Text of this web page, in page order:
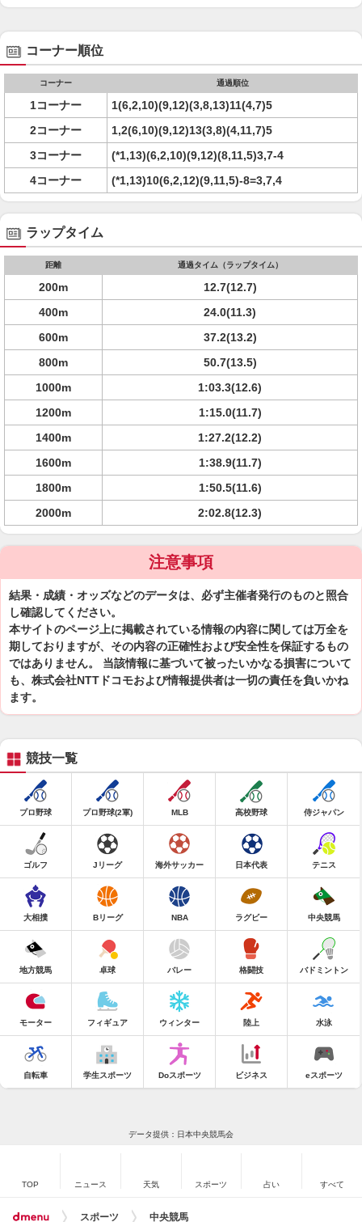
コーナー順位
コーナー 通過順位
1コーナー
1(6,2,10)(9,12)(3,8,13)11(4,7)5
2コーナー
1,2(6,10)(9,12)13(3,8)(4,11,7)5
3コーナー
(*1,13)(6,2,10)(9,12)(8,11,5)3,7-4
4コーナー
(*1,13)10(6,2,12)(9,11,5)-8=3,7,4
ラップタイム
距離 通過タイム（ラップタイム）
200m
12.7(12.7)
400m
24.0(11.3)
600m
37.2(13.2)
800m
50.7(13.5)
1000m
1:03.3(12.6)
1200m
1:15.0(11.7)
1400m
1:27.2(12.2)
1600m
1:38.9(11.7)
1800m
1:50.5(11.6)
2000m
2:02.8(12.3)
注意事項
結果・成績・オッズなどのデータは、必ず主催者発行のものと照合
し確認してください。
本サイトのページ上に掲載されている情報の内容に関しては万全を
期しておりますが、その内容の正確性および安全性を保証するもの
ではありません。 当該情報に基づいて被ったいかなる損害について
も、株式会社NTTドコモおよび情報提供者は一切の責任を負いかね
ます。
競技一覧
プロ野球 プロ野球(2軍) MLB 高校野球 侍ジャパン
ゴルフ Jリーグ 海外サッカー 日本代表 テニス
大相撲 Bリーグ NBA ラグビー 中央競馬
地方競馬 卓球 バレー 格闘技 バドミントン
モーター フィギュア ウィンター 陸上 水泳
自転車 学生スポーツ Doスポーツ ビジネス eスポーツ
データ提供：日本中央競馬会
TOP ニュース 天気 スポーツ 占い すべて
スポーツ 中央競馬